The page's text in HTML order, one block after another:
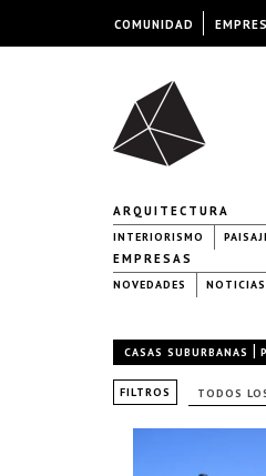
ARQUITECTURA
INTERIORISMO
EMPRESAS
NOVEDADES NOTICIAS
CASAS SUBURBANAS |
FILTROS TODOS
COMUNIDAD